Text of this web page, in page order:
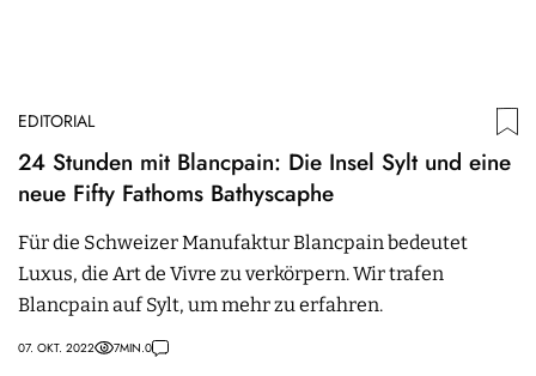
EDITORIAL
24 Stunden mit Blancpain: Die Insel Sylt und eine
neue Fifty Fathoms Bathyscaphe
Für die Schweizer Manufaktur Blancpain bedeutet
Luxus, die Art de Vivre zu verkörpern. Wir trafen
Blancpain auf Sylt, um mehr zu erfahren.
07. OKT. 2022 7MIN.0